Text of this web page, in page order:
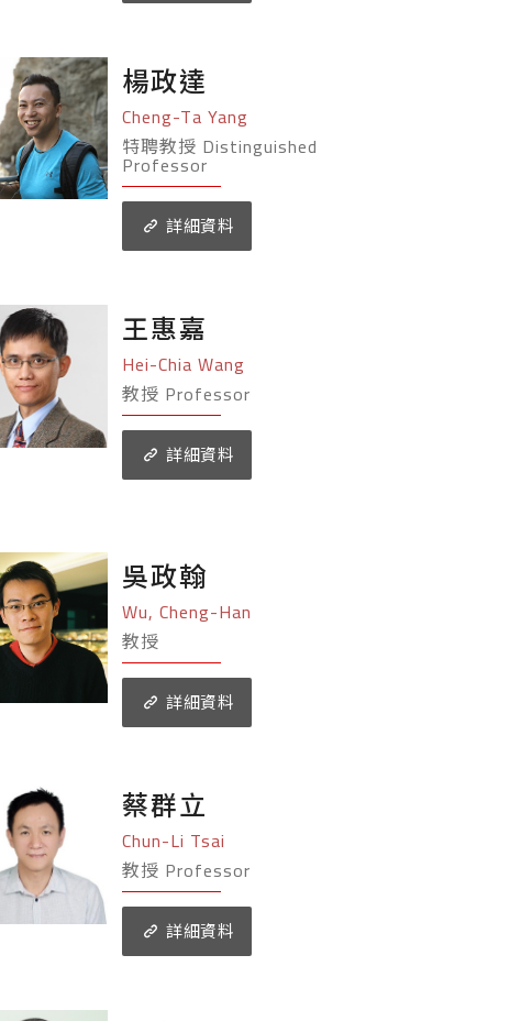
楊政達
Cheng-Ta Yang
特聘教授 Distinguished
Professor
詳細資料
王惠嘉
Hei-Chia Wang
教授 Professor
詳細資料
吳政翰
Wu, Cheng-Han
教授
詳細資料
蔡群立
Chun-Li Tsai
教授 Professor
詳細資料